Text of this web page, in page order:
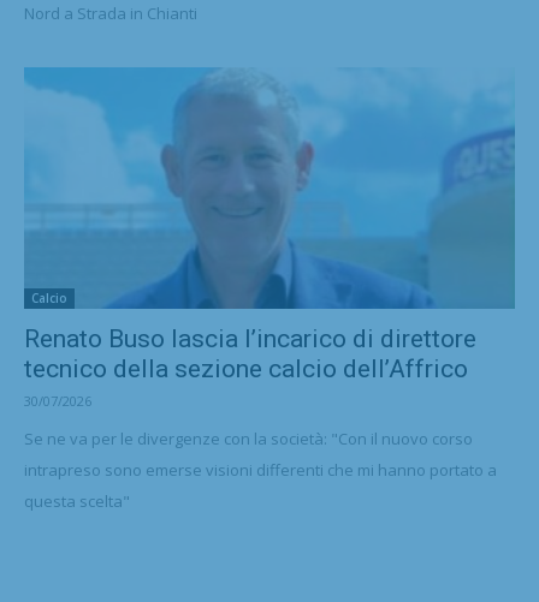
Nord a Strada in Chianti
Calcio
Renato Buso lascia l’incarico di direttore
tecnico della sezione calcio dell’Affrico
30/07/2026
Se ne va per le divergenze con la società: "Con il nuovo corso
intrapreso sono emerse visioni differenti che mi hanno portato a
questa scelta"